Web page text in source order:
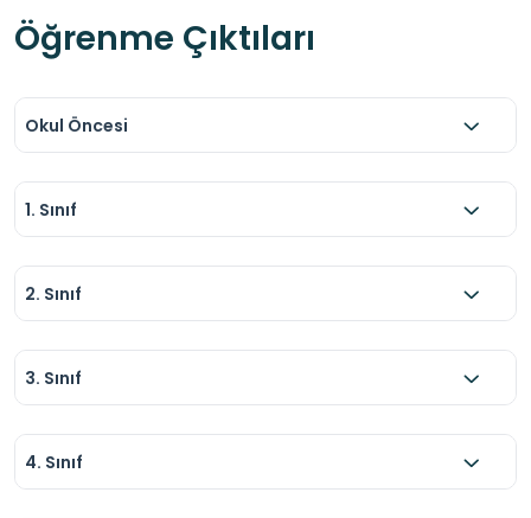
Öğrenme Çıktıları
Okul Öncesi
1. Sınıf
2. Sınıf
3. Sınıf
4. Sınıf